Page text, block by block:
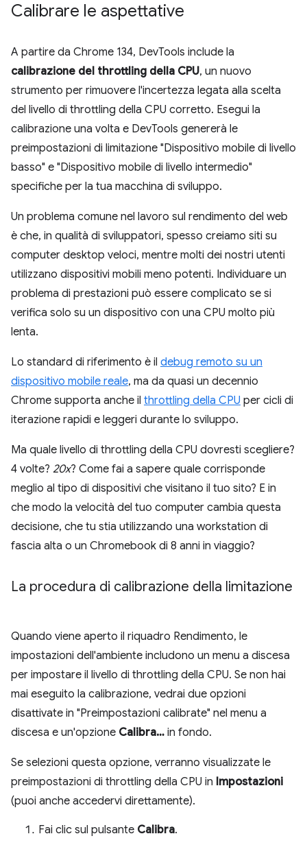
Calibrare le aspettative
A partire da Chrome 134, DevTools include la
calibrazione del throttling della CPU, un nuovo
strumento per rimuovere l'incertezza legata alla scelta
del livello di throttling della CPU corretto. Esegui la
calibrazione una volta e DevTools genererà le
preimpostazioni di limitazione "Dispositivo mobile di livello
basso" e "Dispositivo mobile di livello intermedio"
specifiche per la tua macchina di sviluppo.
Un problema comune nel lavoro sul rendimento del web
è che, in qualità di sviluppatori, spesso creiamo siti su
computer desktop veloci, mentre molti dei nostri utenti
utilizzano dispositivi mobili meno potenti. Individuare un
problema di prestazioni può essere complicato se si
verifica solo su un dispositivo con una CPU molto più
lenta.
Lo standard di riferimento è il debug remoto su un
dispositivo mobile reale, ma da quasi un decennio
Chrome supporta anche il throttling della CPU per cicli di
iterazione rapidi e leggeri durante lo sviluppo.
Ma quale livello di throttling della CPU dovresti scegliere?
4 volte? 20x? Come fai a sapere quale corrisponde
meglio al tipo di dispositivi che visitano il tuo sito? E in
che modo la velocità del tuo computer cambia questa
decisione, che tu stia utilizzando una workstation di
fascia alta o un Chromebook di 8 anni in viaggio?
La procedura di calibrazione della limitazione
Quando viene aperto il riquadro Rendimento, le
impostazioni dell'ambiente includono un menu a discesa
per impostare il livello di throttling della CPU. Se non hai
mai eseguito la calibrazione, vedrai due opzioni
disattivate in "Preimpostazioni calibrate" nel menu a
discesa e un'opzione Calibra… in fondo.
Se selezioni questa opzione, verranno visualizzate le
preimpostazioni di throttling della CPU in Impostazioni
(puoi anche accedervi direttamente).
Fai clic sul pulsante Calibra.